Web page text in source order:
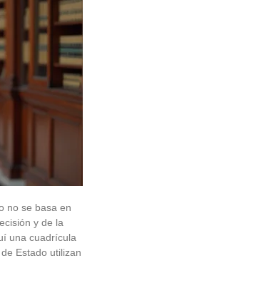
no se basa en
y de la
una cuadrícula
Estado utilizan